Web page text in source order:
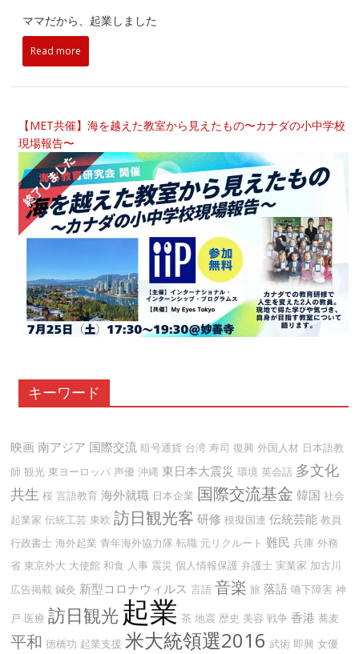
ママだから、起業しました
Read more
【MET共催】海を越えた教室から見えたもの〜カナダの小中学校
現場報告〜
キーワード
映画 南アジア 国際交流 暗号通貨 台湾 寿司 復興 外国人材 日本語教
師 観光 東ヨーロッパ 声優 沖縄 東日本大震災 環境 英会話 多文化
共生 桜 言語教育 海外就職 日本企業 国際交流基金 韓国 社会
起業家 伝統工芸 東欧 訪日観光客 研修 模擬国連 伝統芸能 教員
行政書士 海外起業 青年海外協力隊 転職 元リクルート 難民 兵庫 外務
省 東京外大 大使館 和食 人事 震災 個人情報保護 弁護士 実業家 加古川
広告掲載 鍼灸 新型コロナウィルス 言語 音楽 旅 落語 嚥下障害 神
戸 医療 訪日観光 起業 茶 地震 歴史 美容 戦争 香港 蕎麦
平和 徳橋功 起業支援 米大統領選2016 武術 即興 女優